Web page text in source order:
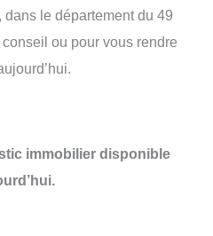
le département du 49
ou pour vous rendre
immobilier disponible